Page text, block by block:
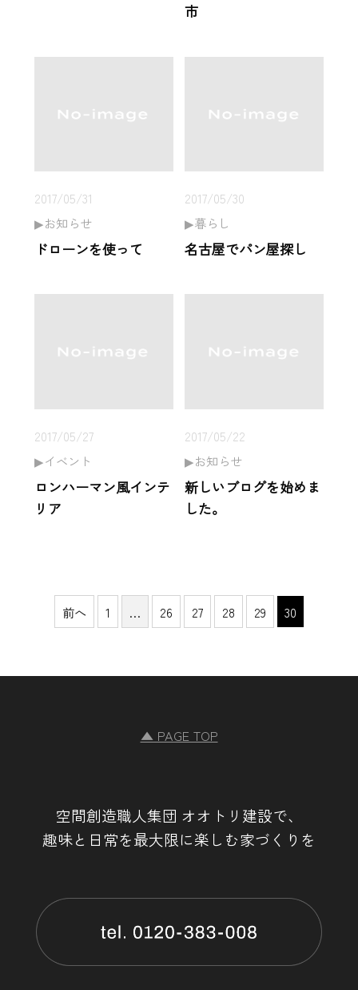
市
2017/05/31
お知らせ
ドローンを使って
2017/05/30
暮らし
名古屋でパン屋探し
2017/05/27
イベント
ロンハーマン風インテ
リア
2017/05/22
お知らせ
新しいブログを始めま
した。
前へ 1 … 26 27 28 29 30
▲ PAGE TOP
空間創造職人集団 オオトリ建設で、
趣味と日常を最大限に楽しむ家づくりを